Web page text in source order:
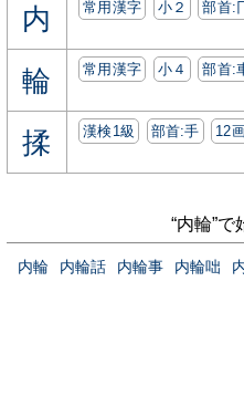
内 常用漢字 小２ 部首:
輪 常用漢字 小４ 部首:
揉 漢検1級 部首:⼿ 12
“内輪”で
内輪 内輪話 内輪事 内輪咄